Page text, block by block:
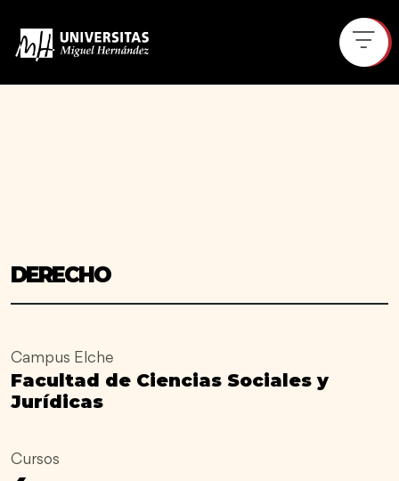
DERECHO
Campus Elche
Facultad de Ciencias Sociales y
Jurídicas
Cursos